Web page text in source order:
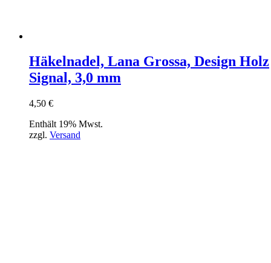
Häkelnadel, Lana Grossa, Design Holz
Signal, 3,0 mm
4,50 €
Enthält 19% Mwst.
zzgl. Versand